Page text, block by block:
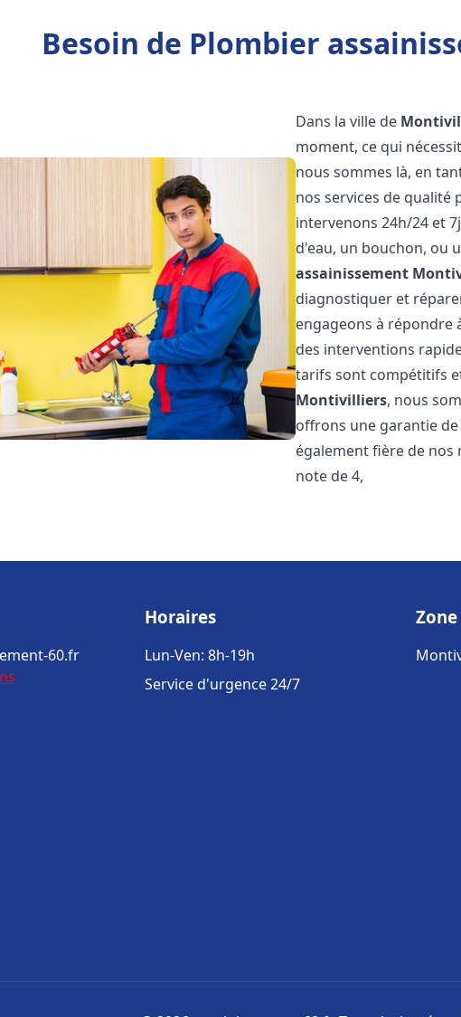
Besoin de Plombier
Dans la ville de
moment, ce qui
nous sommes là, en
nos services de qualité
intervenons 24h/24 et
d'eau, un bouchon, ou
assainissement
diagnostiquer et
engageons à répondre
des interventions
tarifs sont compétitifs
Montivilliers, nous
offrons une garantie
également fière de
note de 4,
60.fr
Horaires
Lun-Ven: 8h-19h
Service d'urgence 24/7